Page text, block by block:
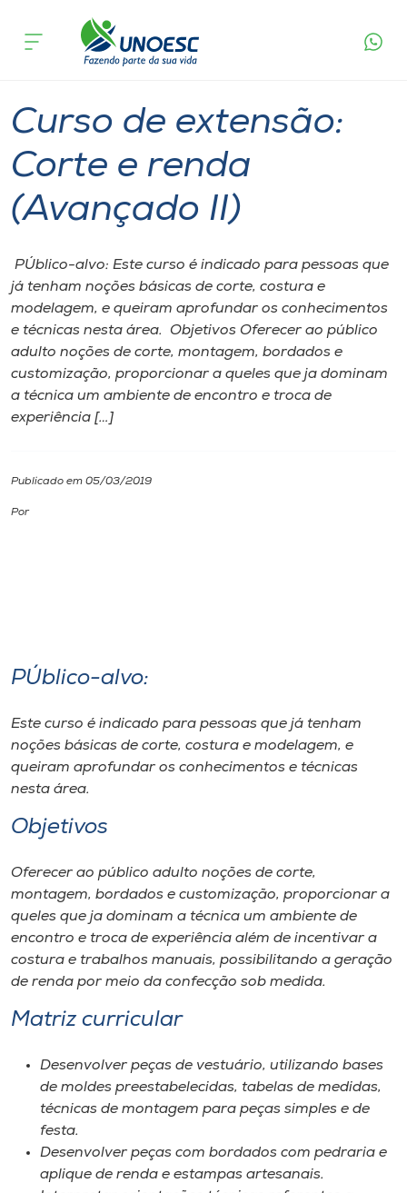
Cursos
Pesquisa
Atendimento ao Estudante
Portal de Ensino
A
Internacionalização
Biblioteca
Editora
Rádio
Museu
Unoesc
Store
Selecione
acontece
Curso de extensão:
Corte e renda
(Avançado II)
​ PÚblico-alvo: Este curso é indicado para pessoas que
já tenham noções básicas de corte, costura e
modelagem, e queiram aprofundar os conhecimentos
e técnicas nesta área. Objetivos Oferecer ao público
adulto noções de corte, montagem, bordados e
customização, proporcionar a queles que ja dominam
a técnica um ambiente de encontro e troca de
experiência […]
Publicado em 05/03/2019
Por
PÚblico-alvo:
Este curso é indicado para pessoas que já tenham
noções básicas de corte, costura e modelagem, e
queiram aprofundar os conhecimentos e técnicas
nesta área.
Objetivos
Oferecer ao público adulto noções de corte,
montagem, bordados e customização, proporcionar a
queles que ja dominam a técnica um ambiente de
encontro e troca de experiência além de incentivar a
costura e trabalhos manuais, possibilitando a geração
de renda por meio da confecção sob medida.
Matriz curricular
Desenvolver peças de vestuário, utilizando bases
de moldes preestabelecidas, tabelas de medidas,
técnicas de montagem para peças simples e de
festa.
Desenvolver peças com bordados com pedraria e
aplique de renda e estampas artesanais.